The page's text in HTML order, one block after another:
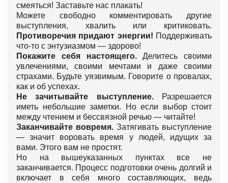
смеяться! Заставьте нас плакать!
Можете свободно комментировать другие
выступления, хвалить или критиковать.
Противоречия придают энергии! Поддерживать
что-то с энтузиазмом — здорово!
Покажите себя настоящего.Делитесь своими
увлечениями, своими мечтами и даже своими
страхами. Будьте уязвимым. Говорите о провалах,
как и об успехах.
Не зачитывайте выступление.Разрешается
иметь небольшие заметки. Но если выбор стоит
между чтением и бессвязной речью — читайте!
Заканчивайте вовремя. Затягивать выступление
— значит воровать время у людей, идущих за
вами. Этого вам не простят.
Но на вышеуказанных пунктах все не
заканчивается. Процесс подготовки очень долгий и
включает в себя много составляющих, ведь